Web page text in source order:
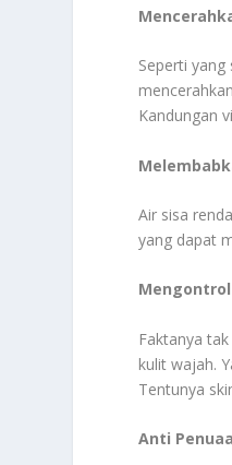
Seperti
Kandungan
Air sisa
yang dapat
Faktanya
kulit wajah.
Tentunya
Anti